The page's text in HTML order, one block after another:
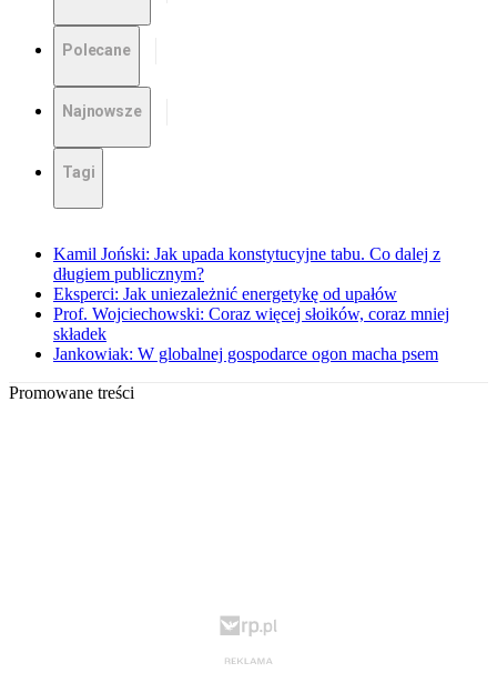
Polecane
Najnowsze
Tagi
Kamil Joński: Jak upada konstytucyjne tabu. Co dalej z
długiem publicznym?
Eksperci: Jak uniezależnić energetykę od upałów
Prof. Wojciechowski: Coraz więcej słoików, coraz mniej
składek
Jankowiak: W globalnej gospodarce ogon macha psem
Promowane treści